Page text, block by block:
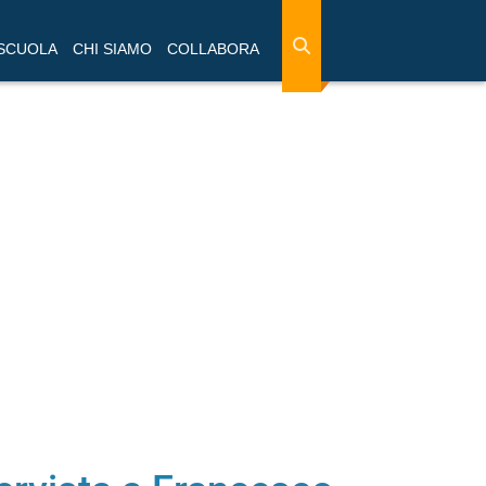
CHI SIAMO COLLABORA